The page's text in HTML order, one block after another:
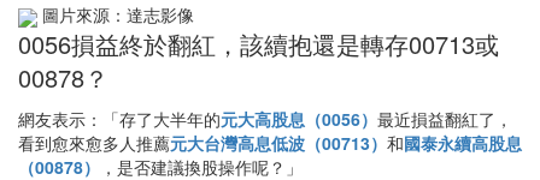
圖片來源：達志影像
0056損益終於翻紅，該續抱還是轉存00713或
00878？
網友表示：「存了大半年的元大高股息（0056） 最近損益翻紅了，
看到愈來愈多人推薦元大台灣高息低波（00713） 和國泰永續高股息
（00878）
，是否建議換股操作呢？」